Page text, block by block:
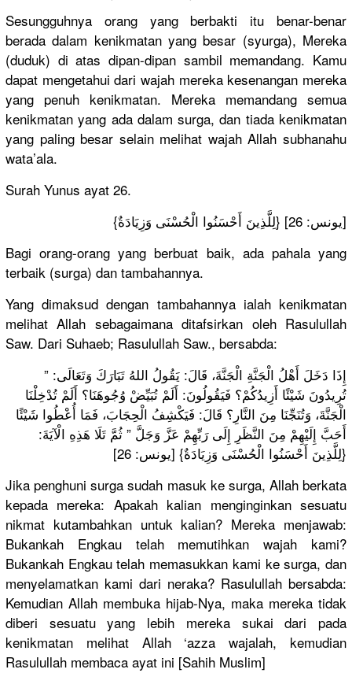
Sesungguhnya orang yang berbakti itu benar-benar
berada dalam kenikmatan yang besar (syurga), Mereka
(duduk) di atas dipan-dipan sambil memandang. Kamu
dapat mengetahui dari wajah mereka kesenangan mereka
yang penuh kenikmatan. Mereka memandang semua
kenikmatan yang ada dalam surga, dan tiada kenikmatan
yang paling besar selain melihat wajah Allah subhanahu
wata’ala.
Surah Yunus ayat 26.
{لِلَّذِينَ أَحْسَنُوا الْحُسْنَى وَزِيَادَةٌ} [يونس: 26]
Bagi orang-orang yang berbuat baik, ada pahala yang
terbaik (surga) dan tambahannya.
Yang dimaksud dengan tambahannya ialah kenikmatan
melihat Allah sebagaimana ditafsirkan oleh Rasulullah
Saw. Dari Suhaeb; Rasulullah Saw., bersabda:
” إِذَا دَخَلَ أَهْلُ الْجَنَّةِ الْجَنَّةَ، قَالَ: يَقُولُ اللهُ تَبَارَكَ وَتَعَالَى:
تُرِيدُونَ شَيْئًا أَزِيدُكُمْ؟ فَيَقُولُونَ: أَلَمْ تُبَيِّضْ وُجُوهَنَا؟ أَلَمْ تُدْخِلْنَا
الْجَنَّةَ، وَتُنَجِّنَا مِنَ النَّارِ؟ قَالَ: فَيَكْشِفُ الْحِجَابَ، فَمَا أُعْطُوا شَيْئًا
أَحَبَّ إِلَيْهِمْ مِنَ النَّظَرِ إِلَى رَبِّهِمْ عَزَّ وَجَلَّ ” ثُمَّ تَلَا هَذِهِ الْآيَةَ:
{لِلَّذِينَ أَحْسَنُوا الْحُسْنَى وَزِيَادَةٌ} [يونس: 26]
Jika penghuni surga sudah masuk ke surga, Allah berkata
kepada mereka: Apakah kalian menginginkan sesuatu
nikmat kutambahkan untuk kalian? Mereka menjawab:
Bukankah Engkau telah memutihkan wajah kami?
Bukankah Engkau telah memasukkan kami ke surga, dan
menyelamatkan kami dari neraka? Rasulullah bersabda:
Kemudian Allah membuka hijab-Nya, maka mereka tidak
diberi sesuatu yang lebih mereka sukai dari pada
kenikmatan melihat Allah ‘azza wajalah, kemudian
Rasulullah membaca ayat ini [Sahih Muslim]